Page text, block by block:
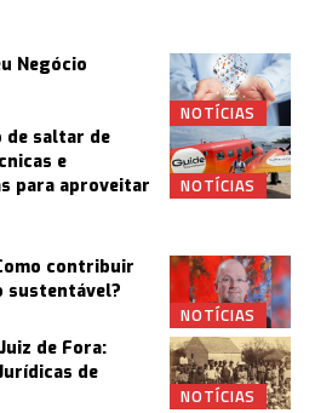
NOTÍCIAS
Negócio
NOTÍCIAS
de saltar de
e
para aproveitar
NOTÍCIAS
contribuir
sustentável?
NOTÍCIAS
de Fora:
de